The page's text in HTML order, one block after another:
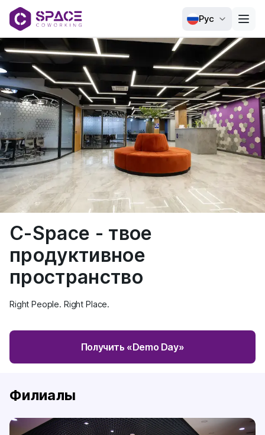
Рус
С-Space - твое
продуктивное
пространство
Right People. Right Place.
Получить «Demo Day»
Филиалы